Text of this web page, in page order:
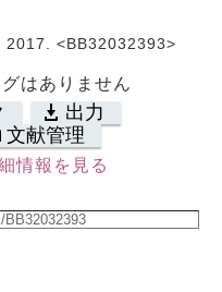
2017. <BB32032393>
はありません
出力
文献管理
情報を見る